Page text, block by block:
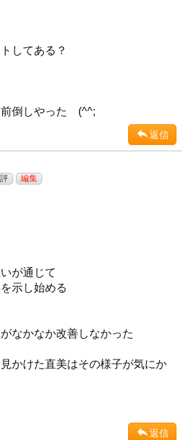
してある？
倒しやった (^^;
返信
が通じて
示し始める
なかなか改善しなかった
かけた直美はその様子が気にか
返信